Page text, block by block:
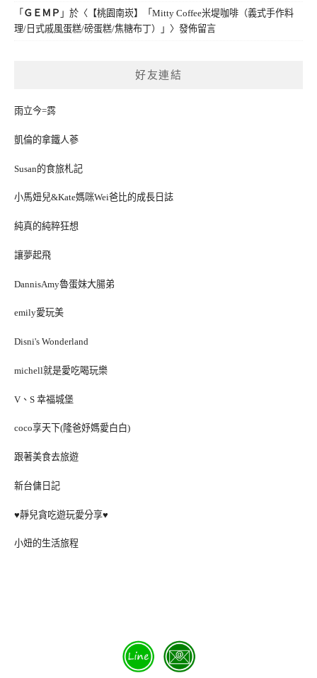
「 ＧＥＭＰ 」於〈 【桃園南崁】「Mitty Coffee米堤咖啡（義式手作料
理/日式戚風蛋糕/磅蛋糕/焦糖布丁）」 〉發佈留言
好友連結
雨立今=霠
凱倫的拿鐵人蔘
Susan的食旅札記
小馬妞兒&Kate媽咪Wei爸比的成長日誌
純真的純粹狂想
讓夢起飛
DannisAmy魯蛋妹大腸弟
emily愛玩美
Disni's Wonderland
michell就是愛吃喝玩樂
V、S 幸福城堡
coco享天下(隆爸妤媽愛白白)
跟著美食去旅遊
新台傭日記
♥靜兒貪吃遊玩愛分享♥
小妞的生活旅程